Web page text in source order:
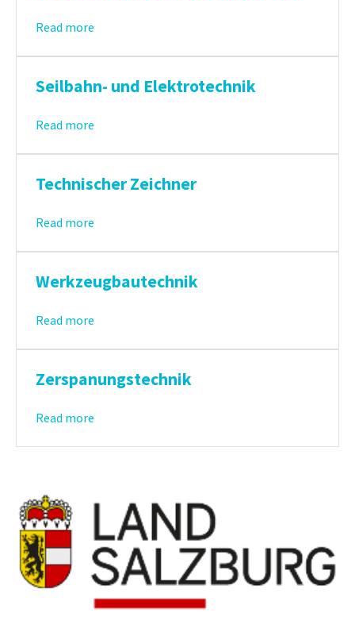
Read more
Seilbahn- und Elektrotechnik
Read more
Technischer Zeichner
Read more
Werkzeugbautechnik
Read more
Zerspanungstechnik
Read more